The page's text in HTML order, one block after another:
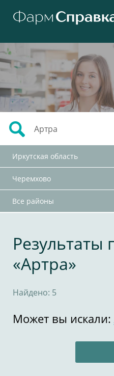
Иркутская область
Черемхово
Все районы
Результаты
«Артра»
Найдено: 5
Может вы искали: